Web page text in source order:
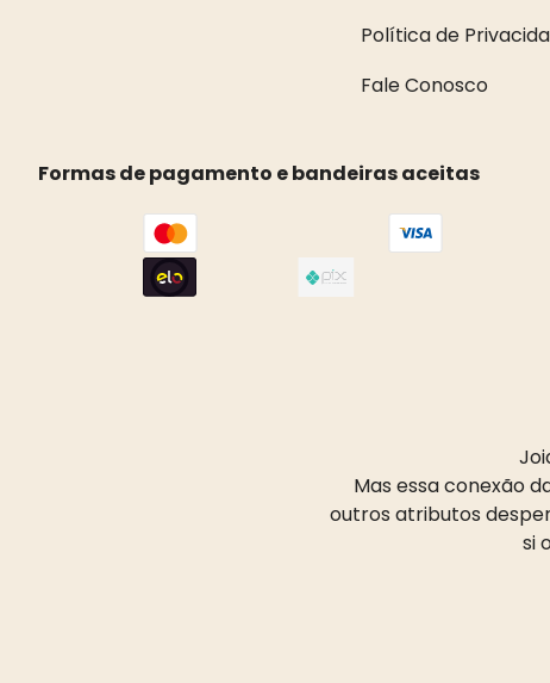
Política de
Fale Conosco
Formas de pagamento e bandeiras aceitas
Mas essa conexão
outros atributos
si